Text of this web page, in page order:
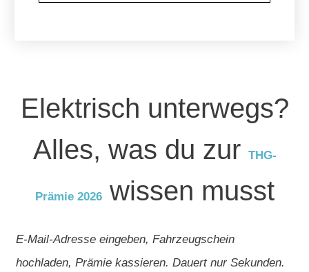
Elektrisch unterwegs?
Alles, was du zur THG-
Prämie 2026wissen musst
E-Mail-Adresse eingeben, Fahrzeugschein
hochladen, Prämie kassieren. Dauert nur Sekunden.